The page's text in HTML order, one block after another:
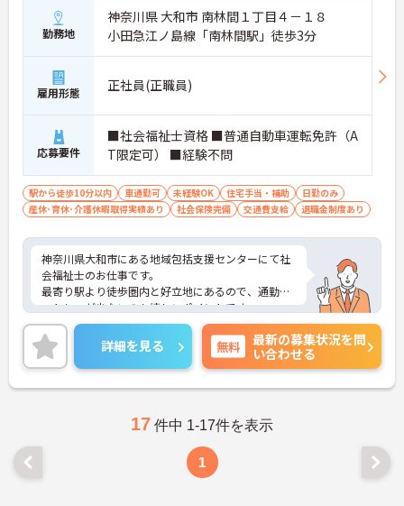
勤務地
神奈川県 大和市 南林間１丁目４－１８
小田急江ノ島線「南林間駅」徒歩3分
雇用形態 正社員(正職員)
応募要件
■社会福祉士資格 ■普通自動車運転免許（A
T限定可） ■経験不問
駅から徒歩10分以内 車通勤可 未経験OK 住宅手当・補助
日勤のみ
産休･育休･介護休暇取得実績あり
社会保険完備 交通費支給 退職金制度あり
神奈川県大和市にある地域包括支援センターにて社
会福祉士のお仕事です。
最寄り駅より徒歩圏内と好立地にあるので、通勤の
ストレスが少ないのも嬉しいポイントです。
ご興味ある方には、面接対策ポイントなど、さらに
詳細をお話しいたしますのでお気軽にご相談くださ
い。
詳細を見る 無料
最新の募集状況を問
い合わせる
17 件中 1-17件を表示
1